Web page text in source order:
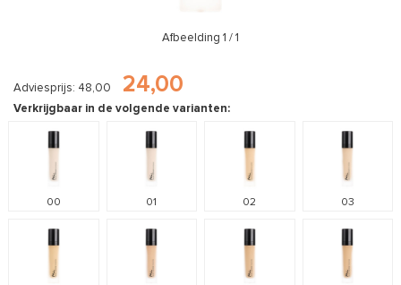
Afbeelding 1 / 1
Adviesprijs: 48,00 24,00
Verkrijgbaar in de volgende varianten:
00 01 02 03